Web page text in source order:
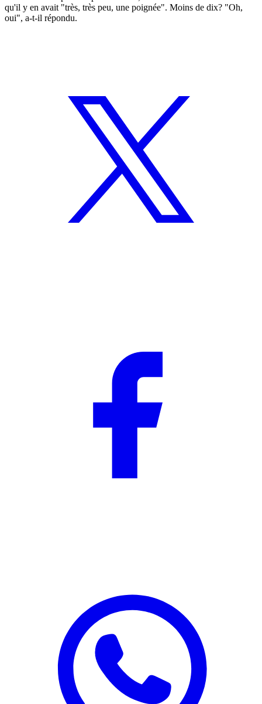
qu'il y en avait "très, très peu, une poignée". Moins de dix? "Oh,
oui", a-t-il répondu.